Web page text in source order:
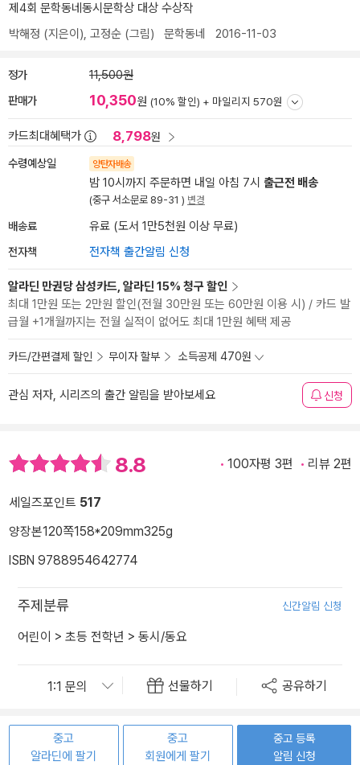
제4회 문학동네동시문학상 대상 수상작
박해정 (지은이), 고정순 (그림) 문학동네 2016-11-03
정가 11,500원
판매가 10,350원 (10% 할인) + 마일리지 570원
카드최대혜택가 8,798원
수령예상일 양탄자배송
밤 10시까지 주문하면 내일 아침 7시 출근전 배송
(중구 서소문로 89-31 ) 변경
배송료 유료 (도서 1만5천원 이상 무료)
전자책 전자책 출간알림 신청
알라딘 만권당 삼성카드, 알라딘 15% 청구 할인
최대 1만원 또는 2만원 할인(전월 30만원 또는 60만원 이용 시) / 카드 발
급월 +1개월까지는 전월 실적이 없어도 최대 1만원 혜택 제공
카드/간편결제 할인 무이자 할부 소득공제 470원
관심 저자, 시리즈의 출간 알림을 받아보세요 신청
8.8 100자평 3편 리뷰 2편
세일즈포인트 517
양장본120쪽158*209mm325g
ISBN 9788954642774
주제분류 신간알림 신청
어린이 > 초등 전학년 > 동시/동요
선물하기 공유하기
중고
알라딘에 팔기
중고
회원에게 팔기
중고 등록
알림 신청